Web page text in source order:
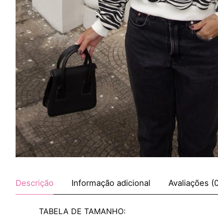
Descrição Informação adicional Avaliações
TABELA DE TAMANHO: